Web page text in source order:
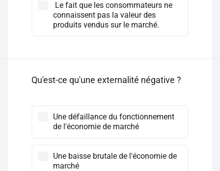
Le fait que les consommateurs ne
connaissent pas la valeur des
produits vendus sur le marché.
Qu'est-ce qu'une externalité négative ?
Une défaillance du fonctionnement
de l'économie de marché
Une baisse brutale de l'économie de
marché